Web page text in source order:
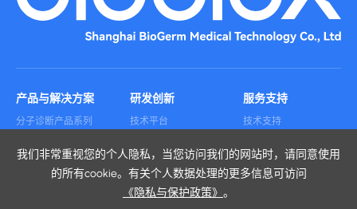
我们非常重视您的个人隐私，当您访问我们的网站时，请同意使用
的所有cookie。有关个人数据处理的更多信息可访问
《隐私与保护政策》 。
产品与解决方案
分子诊断产品系列
糖化血红蛋白及血球产
公共卫生监测
研发创新
技术平台
服务支持
技术支持
学术分享
常见问题